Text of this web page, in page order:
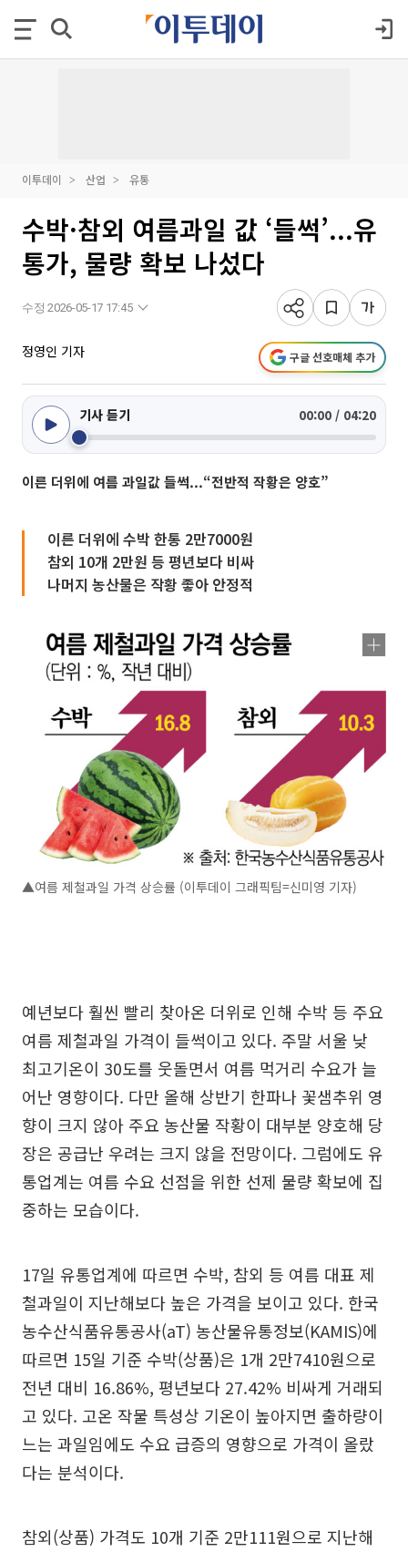
이투데이 산업 유통
수박·참외 여름과일 값 ‘들썩’...유
통가, 물량 확보 나섰다
수정 2026-05-17 17:45
정영인 기자 구글 선호매체 추가
기사 듣기 00:00 / 04:20
이른 더위에 여름 과일값 들썩...“전반적 작황은 양호”
이른 더위에 수박 한통 2만7000원
참외 10개 2만원 등 평년보다 비싸
나머지 농산물은 작황 좋아 안정적
▲여름 제철과일 가격 상승률 (이투데이 그래픽팀=신미영 기자)
예년보다 훨씬 빨리 찾아온 더위로 인해 수박 등 주요
여름 제철과일 가격이 들썩이고 있다. 주말 서울 낮
최고기온이 30도를 웃돌면서 여름 먹거리 수요가 늘
어난 영향이다. 다만 올해 상반기 한파나 꽃샘추위 영
향이 크지 않아 주요 농산물 작황이 대부분 양호해 당
장은 공급난 우려는 크지 않을 전망이다. 그럼에도 유
통업계는 여름 수요 선점을 위한 선제 물량 확보에 집
중하는 모습이다.
17일 유통업계에 따르면 수박, 참외 등 여름 대표 제
철과일이 지난해보다 높은 가격을 보이고 있다. 한국
농수산식품유통공사(aT) 농산물유통정보(KAMIS)에
따르면 15일 기준 수박(상품)은 1개 2만7410원으로
전년 대비 16.86%, 평년보다 27.42% 비싸게 거래되
고 있다. 고온 작물 특성상 기온이 높아지면 출하량이
느는 과일임에도 수요 급증의 영향으로 가격이 올랐
다는 분석이다.
참외(상품) 가격도 10개 기준 2만111원으로 지난해